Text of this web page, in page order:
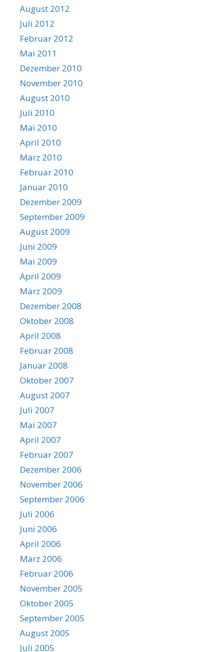
August 2012
Juli 2012
Februar 2012
Mai 2011
Dezember 2010
November 2010
August 2010
Juli 2010
Mai 2010
April 2010
März 2010
Februar 2010
Januar 2010
Dezember 2009
September 2009
August 2009
Juni 2009
Mai 2009
April 2009
März 2009
Dezember 2008
Oktober 2008
April 2008
Februar 2008
Januar 2008
Oktober 2007
August 2007
Juli 2007
Mai 2007
April 2007
Februar 2007
Dezember 2006
November 2006
September 2006
Juli 2006
Juni 2006
April 2006
März 2006
Februar 2006
November 2005
Oktober 2005
September 2005
August 2005
Juli 2005